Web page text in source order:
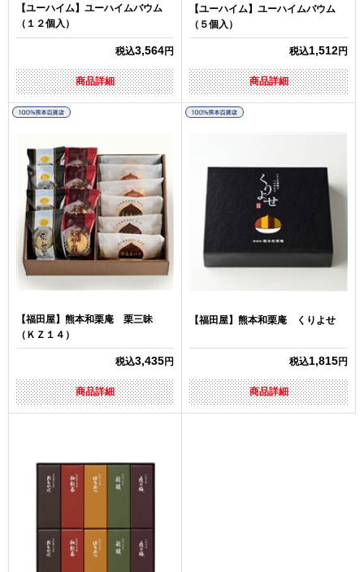
【ユーハイム】ユーハイムバウム
（１２個入）
税込3,564円
商品詳細
【ユーハイム】ユーハイムバウム
（５個入）
税込1,512円
商品詳細
【福田屋】熊本和栗庵 栗三昧
（ＫＺ１４）
税込3,435円
商品詳細
【福田屋】熊本和栗庵 くりよせ
税込1,815円
商品詳細